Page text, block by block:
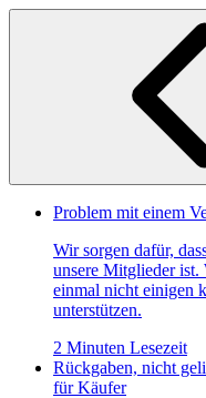
Problem mit einem
Wir sorgen dafür,
unsere Mitglieder ist.
einmal nicht einigen
unterstützen.
2 Minuten Lesezeit
Rückgaben, nicht
für Käufer